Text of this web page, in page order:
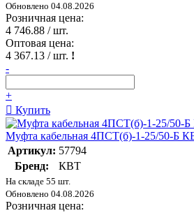
Обновлено 04.08.2026
Розничная цена:
4 746.88 / шт.
Оптовая цена:
4 367.13 / шт. !
-
+
Купить
Муфта кабельная 4ПСТ(б)-1-25/50-Б
Артикул: 57794
Бренд:
КВТ
На складе 55 шт.
Обновлено 04.08.2026
Розничная цена: